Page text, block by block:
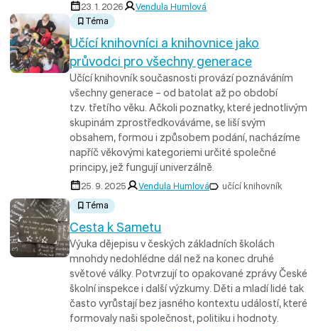
23. 1. 2026
Vendula Humlová
Téma
Učící knihovníci a knihovnice jako
průvodci pro všechny generace
Učící knihovník současnosti provází poznáváním
všechny generace – od batolat až po období
tzv. třetího věku. Ačkoli poznatky, které jednotlivým
skupinám zprostředkováváme, se liší svým
obsahem, formou i způsobem podání, nacházíme
napříč věkovými kategoriemi určité společné
principy, jež fungují univerzálně.
25. 9. 2025 Vendula Humlová
učící knihovník
Téma
Cesta k Sametu
Výuka dějepisu v českých základních školách
mnohdy nedohlédne dál než na konec druhé
světové války. Potvrzují to opakované zprávy České
školní inspekce i další výzkumy. Děti a mladí lidé tak
často vyrůstají bez jasného kontextu událostí, které
formovaly naši společnost, politiku i hodnoty.